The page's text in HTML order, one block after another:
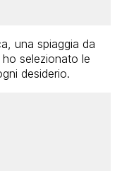
una spiaggia da
selezionato le
desiderio.